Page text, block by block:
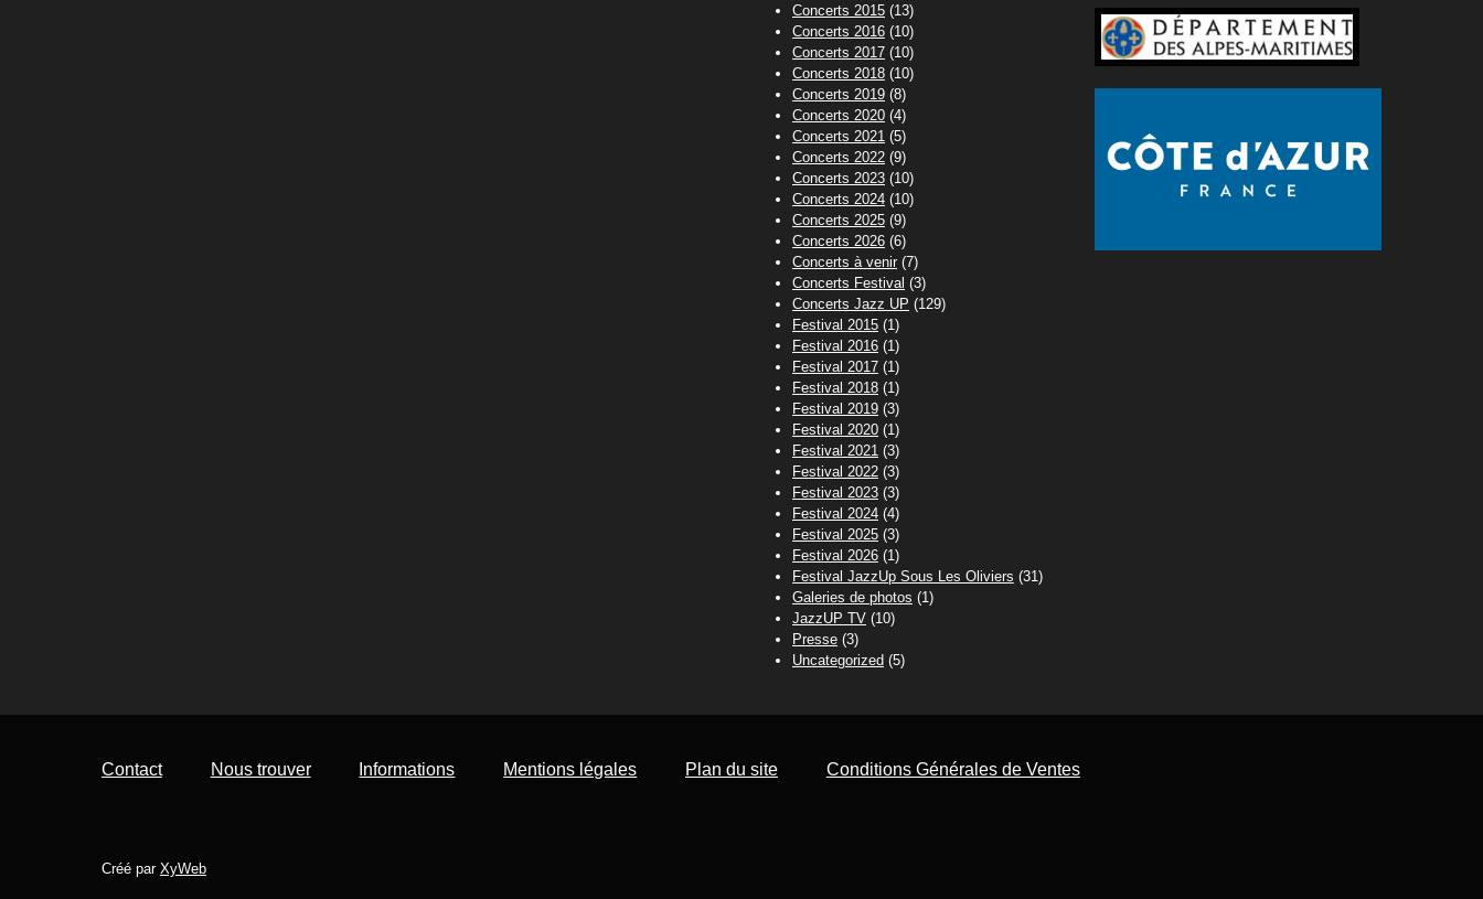
Concerts 2015(13)
Concerts 2016(10)
Concerts 2017(10)
Concerts 2018(10)
Concerts 2019(8)
Concerts 2020(4)
Concerts 2021 (5)
Concerts 2022(9)
Concerts 2023(10)
Concerts 2024(10)
Concerts 2025(9)
Concerts 2026(6)
Concerts à venir(7)
Concerts Festival (3)
Concerts Jazz UP (129)
Festival 2015(1)
Festival 2016(1)
Festival 2017(1)
Festival 2018(1)
Festival 2019(3)
Festival 2020(1)
Festival 2021 (3)
Festival 2022(3)
Festival 2023(3)
Festival 2024(4)
Festival 2025(3)
Festival 2026(1)
Festival JazzUp Sous Les Oliviers (31)
Galeries de photos (1)
JazzUP TV(10)
Presse(3)
Uncategorized (5)
Contact Nous trouver Informations Mentions légales Plan du site Conditions Générales de Ventes
Créé par XyWeb